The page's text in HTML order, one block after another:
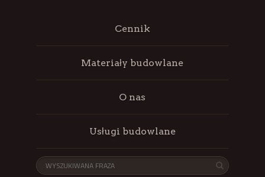
Cennik
Materiały budowlane
O nas
Usługi budowlane